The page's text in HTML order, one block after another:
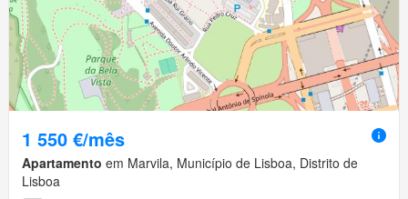
1 550 €/mês
Apartamento em Marvila, Município de Lisboa, Distrito de
Lisboa